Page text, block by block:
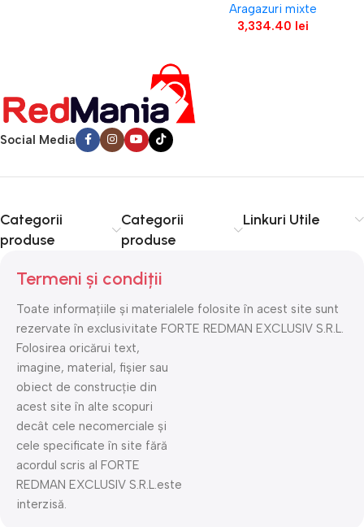
Aragazuri mixte
3,334.40 lei
Social Media
Categorii
produse
Categorii
produse
Linkuri Utile
Termeni și condiții
Toate informațiile și materialele folosite în acest site sunt
rezervate în exclusivitate FORTE REDMAN EXCLUSIV S.R.L.
Folosirea oricărui text,
imagine, material, fișier sau
obiect de construcție din
acest site în alte scopuri
decât cele necomerciale și
cele specificate în site fără
acordul scris al FORTE
REDMAN EXCLUSIV S.R.L.este
interzisă.